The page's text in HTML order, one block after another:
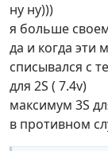
ну ну)))
я больше
да и когда эти
списывался с
для 2S ( 7.4v)
максимум 3S
в противном